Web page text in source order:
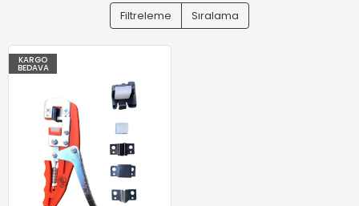
Filtreleme Sıralama
KARGO
BEDAVA